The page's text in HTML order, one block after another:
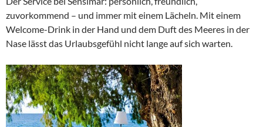
zuvorkommend – und immer mit einem Lächeln. Mit einem
Welcome-Drink in der Hand und dem Duft des Meeres in der
Nase lässt das Urlaubsgefühl nicht lange auf sich warten.